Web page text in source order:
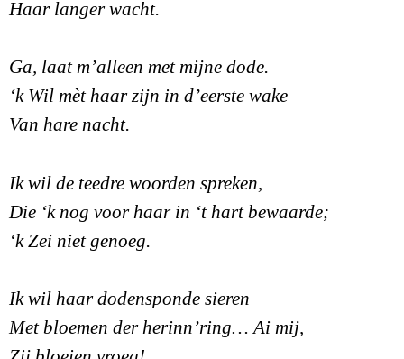
Haar langer wacht.
Ga, laat m’alleen met mijne dode.
‘k Wil mèt haar zijn in d’eerste wake
Van hare nacht.
Ik wil de teedre woorden spreken,
Die ‘k nog voor haar in ‘t hart bewaarde;
‘k Zei niet genoeg.
Ik wil haar dodensponde sieren
Met bloemen der herinn’ring… Ai mij,